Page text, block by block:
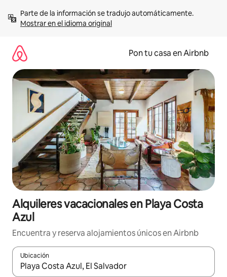
contenidoMostrar en el idioma original
Pon tu casa en Airbnb
Alquileres vacacionales en Playa Costa
Azul
Encuentra y reserva alojamientos únicos en Airbnb
Ubicación
Cuando los resultados estén disponibles, navega con las